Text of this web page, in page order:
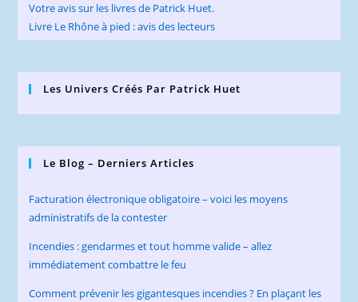
Votre avis sur les livres de Patrick Huet.
Livre Le Rhône à pied : avis des lecteurs
Les Univers Créés Par Patrick Huet
Le Blog – Derniers Articles
Facturation électronique obligatoire – voici les moyens
administratifs de la contester
Incendies : gendarmes et tout homme valide – allez
immédiatement combattre le feu
Comment prévenir les gigantesques incendies ? En plaçant les